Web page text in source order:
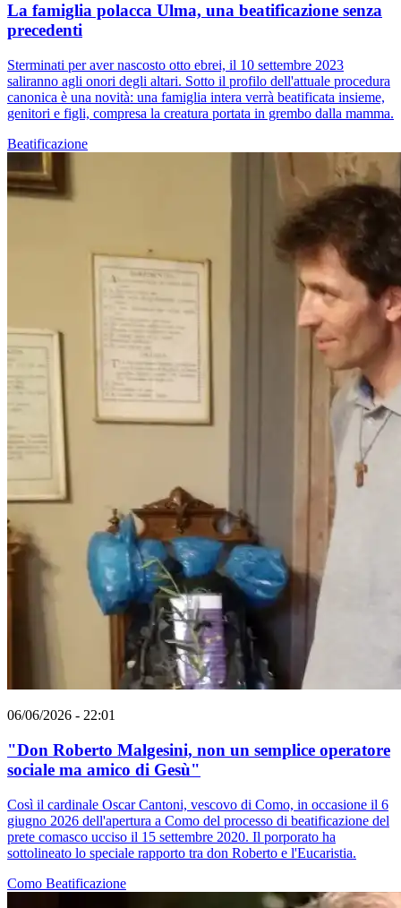
La famiglia polacca Ulma, una beatificazione senza
precedenti
Sterminati per aver nascosto otto ebrei, il 10 settembre 2023
saliranno agli onori degli altari. Sotto il profilo dell'attuale procedura
canonica è una novità: una famiglia intera verrà beatificata insieme,
genitori e figli, compresa la creatura portata in grembo dalla mamma.
Beatificazione
06/06/2026 - 22:01
"Don Roberto Malgesini, non un semplice operatore
sociale ma amico di Gesù"
Così il cardinale Oscar Cantoni, vescovo di Como, in occasione il 6
giugno 2026 dell'apertura a Como del processo di beatificazione del
prete comasco ucciso il 15 settembre 2020. Il porporato ha
sottolineato lo speciale rapporto tra don Roberto e l'Eucaristia.
Como Beatificazione